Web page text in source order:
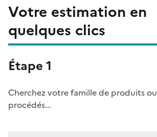
Votre estimation en
quelques clics
Étape 1
Cherchez votre famille de produits ou
procédés...